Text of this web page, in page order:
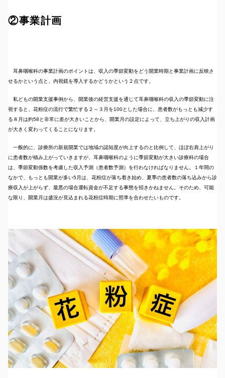
②事業計画
耳鼻咽喉科の事業計画のポイントは、収入の季節変動をどう開業時期と事業計画に反映さ
せるかという点と、内視鏡を導入するかどうかという２点です。
私どもの開業支援事例から、開業後の経営支援を通じて耳鼻咽喉科の収入の季節変動に注
視すると、花粉症の流行で繁忙する２～３月を100とした場合に、患者数がもっとも減少す
る８月は約58と非常に差が大きいことから、開業月の設定によって、立ち上がりの収入計画
が大きく変わってくることになります。
一般的に、診療所の新規開業では地域の認知度が向上するのと比例して、ほぼ右肩上がり
に患者数が積み上がっていきますが、耳鼻咽喉科のように季節変動が大きい診療科の場合
は、季節変動係数を考慮した収入予測（患者数予測）を行わなければなりません。１年間の
なかで、もっとも開業が多い5月は、花粉症が落ち着き始め、夏季の患者数の落ち込みから診
療収入が上がらず、最悪の場合運転資金が不足する事態を招きかねません。そのため、可能
な限り、開業月は盛況が見込まれる花粉症時期に照準を合わせたいものです。